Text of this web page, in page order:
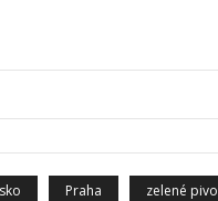
Praha zelené pivo